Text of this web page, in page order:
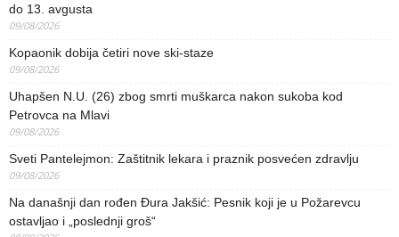
do 13. avgusta
09/08/2026
Kopaonik dobija četiri nove ski-staze
09/08/2026
Uhapšen N.U. (26) zbog smrti muškarca nakon sukoba kod
Petrovca na Mlavi
09/08/2026
Sveti Pantelejmon: Zaštitnik lekara i praznik posvećen zdravlju
09/08/2026
Na današnji dan rođen Đura Jakšić: Pesnik koji je u Požarevcu
ostavljao i „poslednji groš“